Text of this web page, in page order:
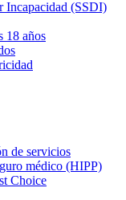
Incapacidad (SSDI)
18 años
de servicios
médico (HIPP)
Choice